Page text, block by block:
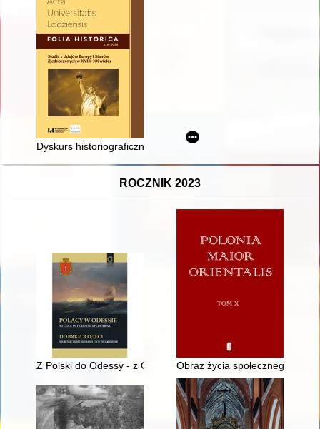
Dyskurs historiograficzny wokół służby wojskowej Tadeusza
ROCZNIK 2023
Z Polski do Odessy - z Odessy do Polski : Roman Chojnacki i
Obraz życia społecznego w